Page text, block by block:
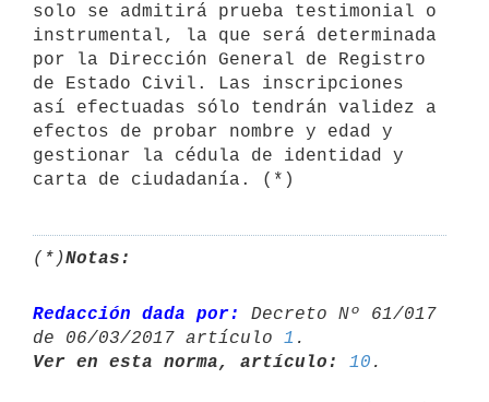
solo se admitirá prueba testimonial o
instrumental, la que será determinada
por la Dirección General de Registro
de Estado Civil. Las inscripciones
así efectuadas sólo tendrán validez a
efectos de probar nombre y edad y
gestionar la cédula de identidad y
(*)Notas:
Redacción dada por:
Decreto Nº 61/017
de 06/03/2017 artículo 1
Ver en esta norma, artículo:
10